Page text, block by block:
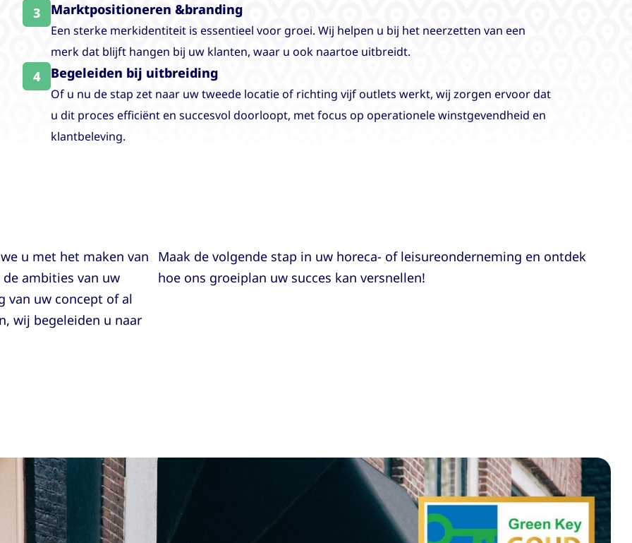
3 Marktpositioneren &branding
Een sterke merkidentiteit is essentieel voor groei. Wij helpen u bij het neerzetten van een
merk dat blijft hangen bij uw klanten, waar u ook naartoe uitbreidt.
4 Begeleiden bij uitbreiding
Of u nu de stap zet naar uw tweede locatie of richting vijf outlets werkt, wij zorgen ervoor dat
u dit proces efficiënt en succesvol doorloopt, met focus op operationele winstgevendheid en
klantbeleving.
u met het maken van
ambities van uw
van uw concept of al
wij begeleiden u naar
Maak de volgende stap in uw horeca- of leisureonderneming en ontdek
hoe ons groeiplan uw succes kan versnellen!